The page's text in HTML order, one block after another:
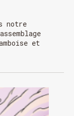
notre
et